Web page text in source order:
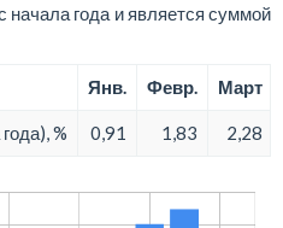
года и является суммой
Янв. Февр. Март
% 0,91 1,83 2,28